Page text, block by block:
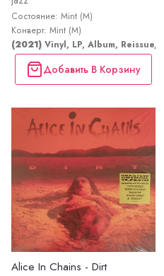
Состояние: Mint (M)
Конверт: Mint (M)
(2021) Vinyl, LP, Album, Reissue,
Добавить В Корзину
Alice In Chains - Dirt